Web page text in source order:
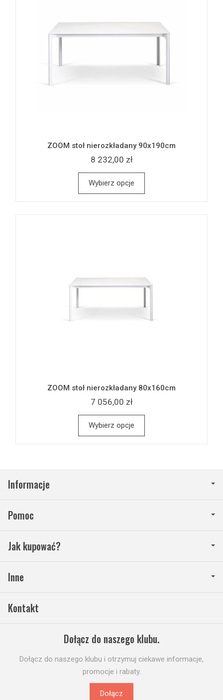
ZOOM stoł nierozkładany 90x190cm
8 232,00 zł
Wybierz opcje
ZOOM stoł nierozkładany 80x160cm
7 056,00 zł
Wybierz opcje
Informacje
Pomoc
Jak kupować?
Inne
Kontakt
Dołącz do naszego klubu.
Dołącz do naszego klubu i otrzymuj ciekawe informacje,
promocje i rabaty.
Dołącz